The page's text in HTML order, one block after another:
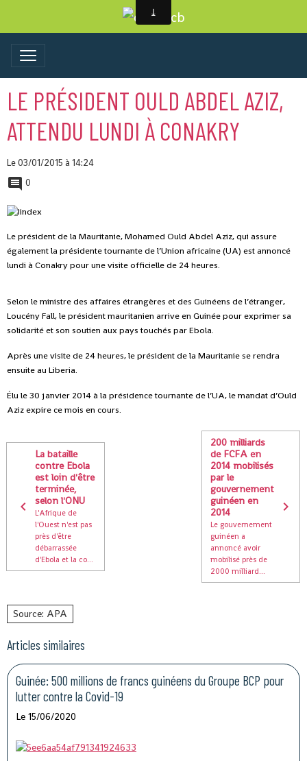
LE PRÉSIDENT OULD ABDEL AZIZ,
ATTENDU LUNDI À CONAKRY
Le 03/01/2015 à 14:24
0
Le président de la Mauritanie, Mohamed Ould Abdel Aziz, qui assure
également la présidente tournante de l’Union africaine (UA) est annoncé
lundi à Conakry pour une visite officielle de 24 heures.
Selon le ministre des affaires étrangères et des Guinéens de l’étranger,
Loucény Fall, le président mauritanien arrive en Guinée pour exprimer sa
solidarité et son soutien aux pays touchés par Ebola.
Après une visite de 24 heures, le président de la Mauritanie se rendra
ensuite au Liberia.
Élu le 30 janvier 2014 à la présidence tournante de l’UA, le mandat d’Ould
Aziz expire ce mois en cours.
La bataille
contre Ebola
est loin d'être
terminée,
selon l'ONU
L'Afrique de
l'Ouest n'est pas
près d'être
débarrassée
d'Ebola et la co...
200 milliards
de FCFA en
2014 mobilisés
par le
gouvernement
guinéen en
2014
Le gouvernement
guinéen a
annoncé avoir
mobilisé près de
2000 milliard...
Source: APA
Articles similaires
Guinée: 500 millions de francs guinéens du Groupe BCP pour
lutter contre la Covid-19
Le 15/06/2020